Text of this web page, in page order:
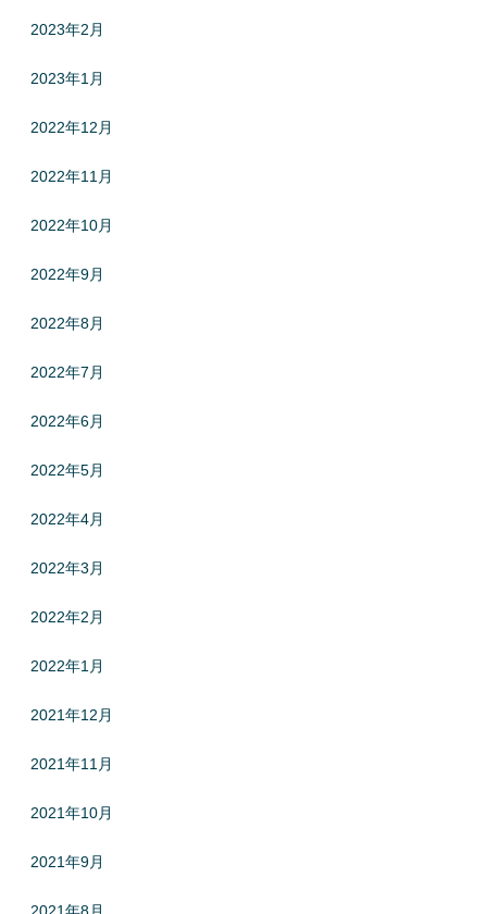
2023年2月
2023年1月
2022年12月
2022年11月
2022年10月
2022年9月
2022年8月
2022年7月
2022年6月
2022年5月
2022年4月
2022年3月
2022年2月
2022年1月
2021年12月
2021年11月
2021年10月
2021年9月
2021年8月